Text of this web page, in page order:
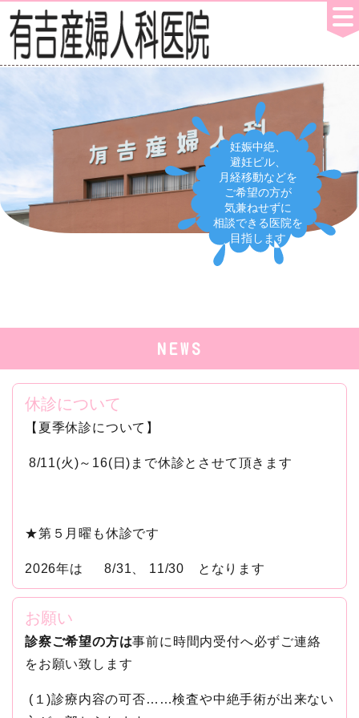
妊娠中絶、
避妊ピル、
月経移動などを
ご希望の方が
気兼ねせずに
相談できる医院を
目指します
NEWS
休診について
【夏季休診について】
8/11(火)～16(日)まで休診とさせて頂きます
★第５月曜も休診です
2026年は 8/31、 11/30 となります
お願い
診察ご希望の方は事前に時間内受付へ必ずご連絡
をお願い致します
(１)診療内容の可否……検査や中絶手術が出来ない